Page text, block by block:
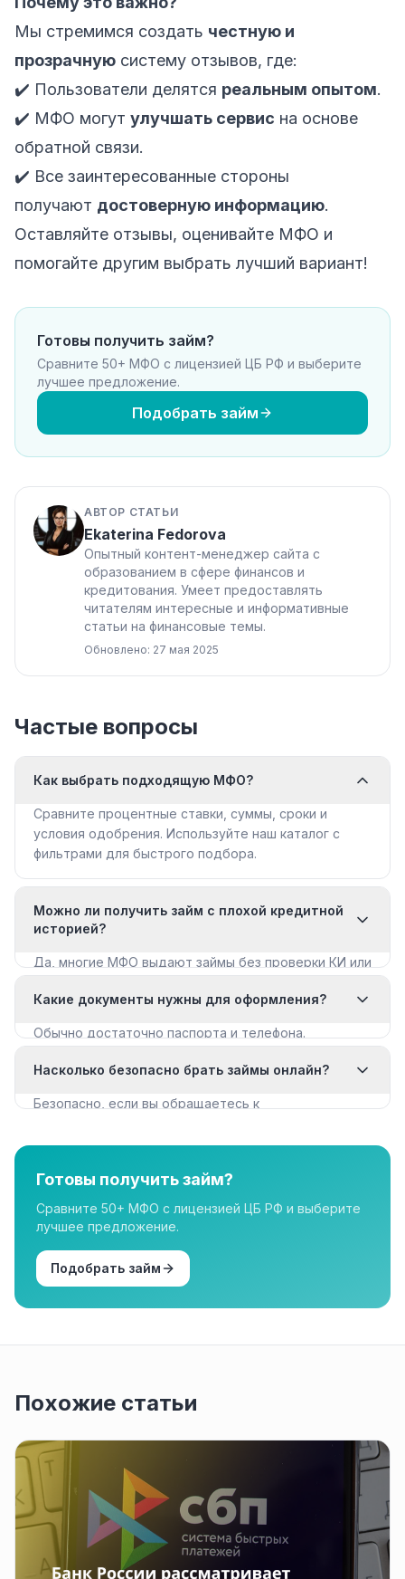
Мы стремимся создать честную и
прозрачную систему отзывов, где:
✔️ Пользователи делятся реальным опытом.
✔️ МФО могут улучшать сервис на основе
обратной связи.
✔️ Все заинтересованные стороны
получают достоверную информацию.
Оставляйте отзывы, оценивайте МФО и
помогайте другим выбрать лучший вариант!
Готовы получить займ?
Сравните 50+ МФО с лицензией ЦБ РФ и выберите
лучшее предложение.
Подобрать займ
АВТОР СТАТЬИ
Ekaterina Fedorova
Опытный контент-менеджер сайта с
образованием в сфере финансов и
кредитования. Умеет предоставлять
читателям интересные и информативные
статьи на финансовые темы.
Обновлено: 27 мая 2025
Частые вопросы
Как выбрать подходящую МФО?
Сравните процентные ставки, суммы, сроки и
условия одобрения. Используйте наш каталог с
фильтрами для быстрого подбора.
Можно ли получить займ с плохой кредитной
историей?
Да, многие МФО выдают займы без проверки КИ или
с плохой КИ».
Какие документы нужны для оформления?
Обычно достаточно паспорта и телефона.
документы для крупных сумм.
Насколько безопасно брать займы онлайн?
Безопасно, если вы обращаетесь к
организации в нашем каталоге имеют лицензию.
Готовы получить займ?
Сравните 50+ МФО с лицензией ЦБ РФ и выберите
лучшее предложение.
Подобрать займ
Похожие статьи